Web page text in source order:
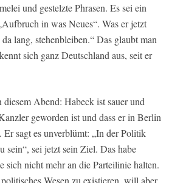
und gestelzte Phrasen. Es sei ein
in was Neues“. Was er jetzt
lang, stehenbleiben.“ Das glaubt man
sich ganz Deutschland aus, seit er
Abend: Habeck ist sauer und
geworden ist und dass er in Berlin
sagt es unverblümt: „In der Politik
sein“, sei jetzt sein Ziel. Das habe
sich nicht mehr an die Parteilinie halten.
Wesen zu existieren, will aber